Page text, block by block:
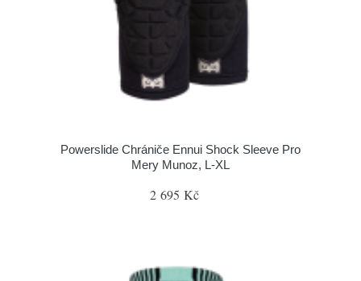
Powerslide Chrániče Ennui Shock Sleeve Pro
Mery Munoz, L-XL
2 695 Kč